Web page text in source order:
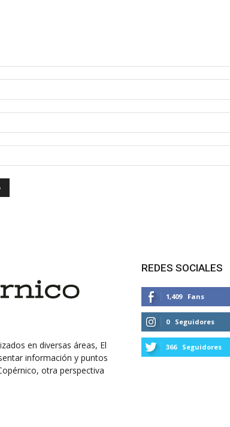
en diversas áreas, El
información y puntos
otra perspectiva
REDES SOCIALES
1,409 Fans
0 Seguidores
366 Seguidores